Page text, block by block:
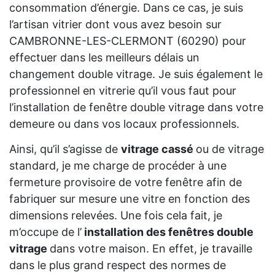
consommation d’énergie. Dans ce cas, je suis
l’artisan vitrier dont vous avez besoin sur
CAMBRONNE-LES-CLERMONT (60290) pour
effectuer dans les meilleurs délais un
changement double vitrage. Je suis également le
professionnel en vitrerie qu’il vous faut pour
l’installation de fenêtre double vitrage dans votre
demeure ou dans vos locaux professionnels.
Ainsi, qu’il s’agisse de vitrage cassé ou de vitrage
standard, je me charge de procéder à une
fermeture provisoire de votre fenêtre afin de
fabriquer sur mesure une vitre en fonction des
dimensions relevées. Une fois cela fait, je
m’occupe de l’ installation des fenêtres double
vitrage dans votre maison. En effet, je travaille
dans le plus grand respect des normes de